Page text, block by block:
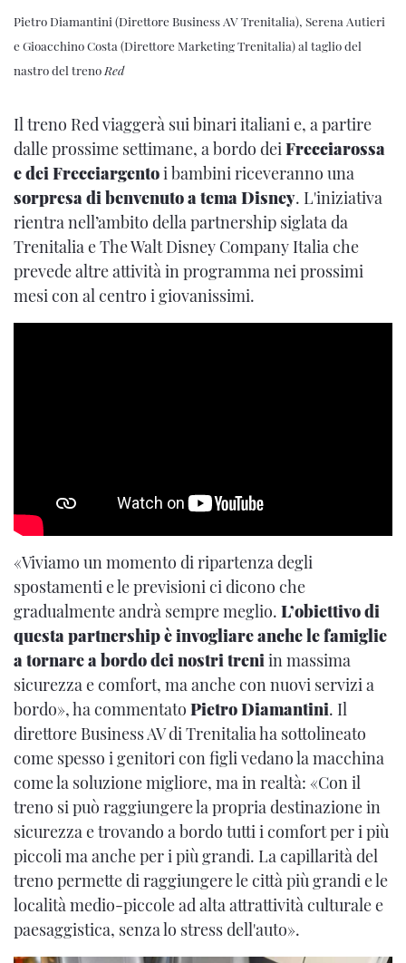
Pietro Diamantini (Direttore Business AV Trenitalia), Serena Autieri
e Gioacchino Costa (Direttore Marketing Trenitalia) al taglio del
nastro del treno Red
Il treno Red viaggerà sui binari italiani e, a partire
dalle prossime settimane, a bordo deiFrecciarossa
e dei Frecciargentoi bambini riceveranno una
sorpresa di benvenuto a tema Disney. L'iniziativa
rientra nell’ambito della partnership siglata da
Trenitalia e The Walt Disney Company Italia che
prevede altre attività in programma nei prossimi
mesi con al centro i giovanissimi.
«Viviamo un momento di ripartenza degli
spostamenti e le previsioni ci dicono che
gradualmente andrà sempre meglio. L’obiettivo di
questa partnership è invogliare anche le famiglie
a tornare a bordo dei nostri treniin massima
sicurezza e comfort, ma anche con nuovi servizi a
bordo», ha commentato Pietro Diamantini. Il
direttore Business AV di Trenitalia ha sottolineato
come spesso i genitori con figli vedano la macchina
come la soluzione migliore, ma in realtà: «Con il
treno si può raggiungere la propria destinazione in
sicurezza e trovando a bordo tutti i comfort per i più
piccoli ma anche per i più grandi. La capillarità del
treno permette di raggiungere le città più grandi e le
località medio-piccole ad alta attrattività culturale e
paesaggistica, senza lo stress dell'auto».